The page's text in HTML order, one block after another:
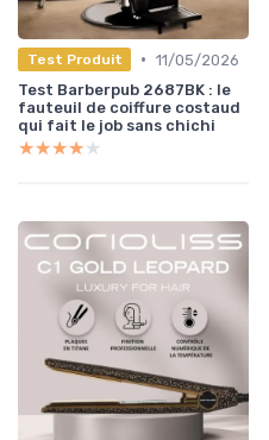
Test Produit • 11/05/2026
Test Barberpub 2687BK : le
fauteuil de coiffure costaud
qui fait le job sans chichi
★★★★★
★★★★★